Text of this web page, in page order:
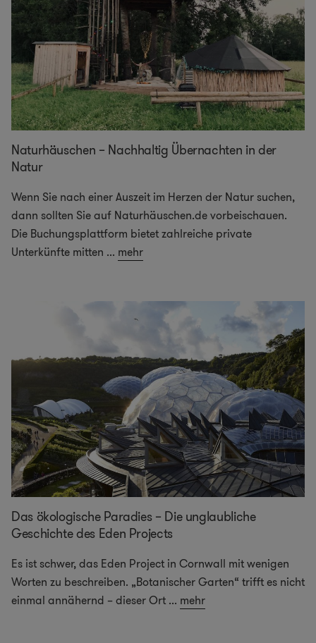
Naturhäuschen – Nachhaltig Übernachten in der
Natur
Wenn Sie nach einer Auszeit im Herzen der Natur suchen,
dann sollten Sie auf Naturhäuschen.de vorbeischauen.
Die Buchungsplattform bietet zahlreiche private
Unterkünfte mitten ... mehr
Das ökologische Paradies – Die unglaubliche
Geschichte des Eden Projects
Es ist schwer, das Eden Project in Cornwall mit wenigen
Worten zu beschreiben. „Botanischer Garten“ trifft es nicht
einmal annähernd – dieser Ort ... mehr